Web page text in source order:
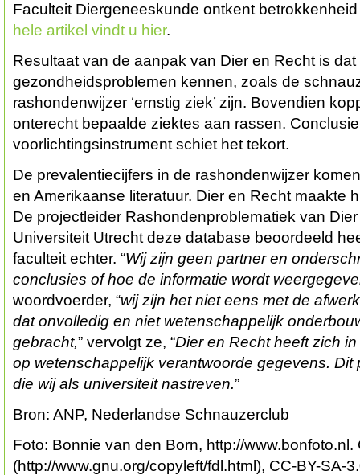
Faculteit Diergeneeskunde ontkent
hele artikel vindt u hier.
Resultaat van de aanpak van Dier en Recht is
gezondheidsproblemen kennen, zoals de
rashondenwijzer ‘ernstig ziek’ zijn. Bovendien
onterecht bepaalde ziektes aan rassen.
voorlichtingsinstrument schiet het tekort.
De prevalentiecijfers in de rashondenwijzer
en Amerikaanse literatuur. Dier en Recht maakte
De projectleider Rashondenproblematiek van
Universiteit Utrecht deze database beoordeeld
faculteit echter. “Wij zijn geen partner en
conclusies of hoe de informatie wordt
woordvoerder, “wij zijn het niet eens met de
dat onvolledig en niet wetenschappelijk
gebracht,” vervolgt ze, “Dier en Recht heeft zich
op wetenschappelijk verantwoorde gegevens. Dit
die wij als universiteit nastreven.”
Bron: ANP, Nederlandse Schnauzerclub
Foto: Bonnie van den Born, http://www.bonfoto.nl.
(http://www.gnu.org/copyleft/fdl.html), CC-BY-SA-